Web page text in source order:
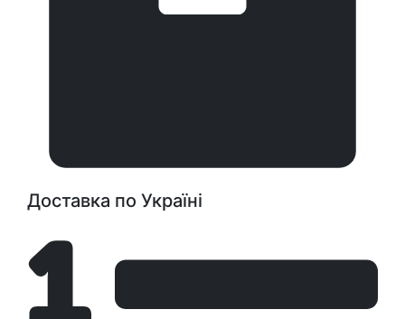
Доставка по Україні